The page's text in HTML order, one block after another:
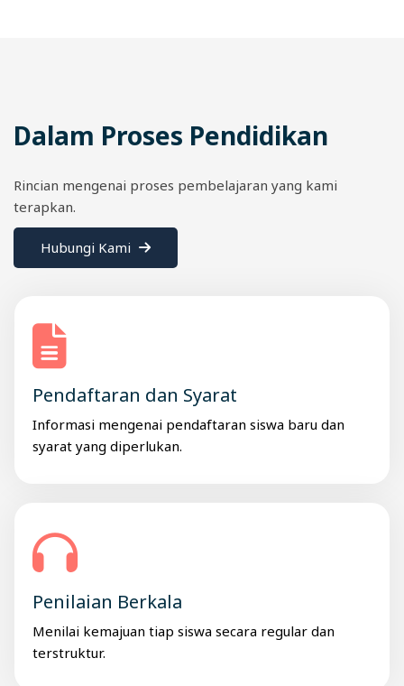
Dalam Proses Pendidikan
Rincian mengenai proses pembelajaran yang kami
terapkan.
Hubungi Kami
Pendaftaran dan Syarat
Informasi mengenai pendaftaran siswa baru dan
syarat yang diperlukan.
Penilaian Berkala
Menilai kemajuan tiap siswa secara regular dan
terstruktur.